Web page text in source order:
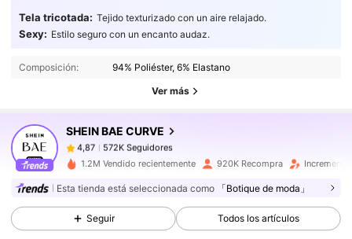
Tela tricotada: Tejido texturizado con un aire relajado.
Sexy: Estilo seguro con un encanto audaz.
Composición: 94% Poliéster, 6% Elastano
Ver más
SHEIN BAE CURVE
4,87
572K Seguidores
d***5pagóHace 1 día
4,87 572K Seguidores
1.2M Vendido recientemente 920K Recompra
Esta tienda está seleccionada como 「Botique de moda」
Seguir Todos los artículos